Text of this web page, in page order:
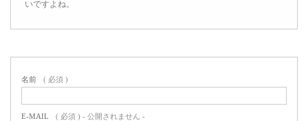
いですよね。
名前 ( 必須 )
E-MAIL ( 必須 ) - 公開されません -